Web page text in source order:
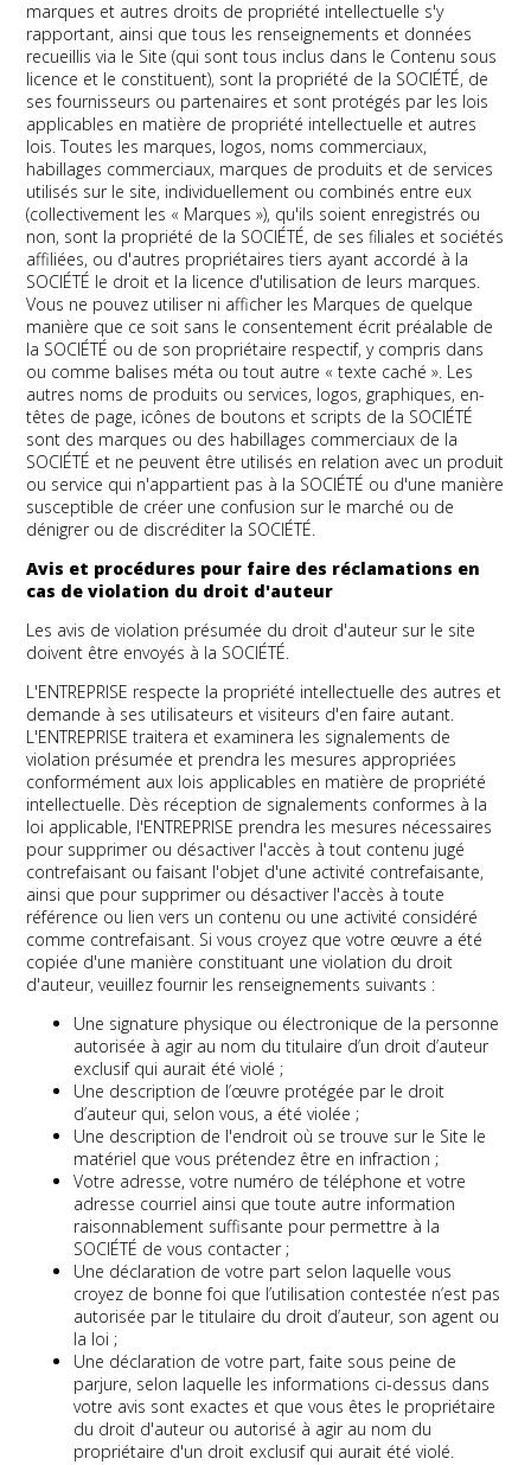
marques et autres droits de propriété intellectuelle s'y
rapportant, ainsi que tous les renseignements et données
recueillis via le Site (qui sont tous inclus dans le Contenu sous
licence et le constituent), sont la propriété de la SOCIÉTÉ, de
ses fournisseurs ou partenaires et sont protégés par les lois
applicables en matière de propriété intellectuelle et autres
lois. Toutes les marques, logos, noms commerciaux,
habillages commerciaux, marques de produits et de services
utilisés sur le site, individuellement ou combinés entre eux
(collectivement les « Marques »), qu'ils soient enregistrés ou
non, sont la propriété de la SOCIÉTÉ, de ses filiales et sociétés
affiliées, ou d'autres propriétaires tiers ayant accordé à la
SOCIÉTÉ le droit et la licence d'utilisation de leurs marques.
Vous ne pouvez utiliser ni afficher les Marques de quelque
manière que ce soit sans le consentement écrit préalable de
la SOCIÉTÉ ou de son propriétaire respectif, y compris dans
ou comme balises méta ou tout autre « texte caché ». Les
autres noms de produits ou services, logos, graphiques, en-
têtes de page, icônes de boutons et scripts de la SOCIÉTÉ
sont des marques ou des habillages commerciaux de la
SOCIÉTÉ et ne peuvent être utilisés en relation avec un produit
ou service qui n'appartient pas à la SOCIÉTÉ ou d'une manière
susceptible de créer une confusion sur le marché ou de
dénigrer ou de discréditer la SOCIÉTÉ.
Avis et procédures pour faire des réclamations en
cas de violation du droit d'auteur
Les avis de violation présumée du droit d'auteur sur le site
doivent être envoyés à la SOCIÉTÉ.
L'ENTREPRISE respecte la propriété intellectuelle des autres et
demande à ses utilisateurs et visiteurs d'en faire autant.
L'ENTREPRISE traitera et examinera les signalements de
violation présumée et prendra les mesures appropriées
conformément aux lois applicables en matière de propriété
intellectuelle. Dès réception de signalements conformes à la
loi applicable, l'ENTREPRISE prendra les mesures nécessaires
pour supprimer ou désactiver l'accès à tout contenu jugé
contrefaisant ou faisant l'objet d'une activité contrefaisante,
ainsi que pour supprimer ou désactiver l'accès à toute
référence ou lien vers un contenu ou une activité considéré
comme contrefaisant. Si vous croyez que votre œuvre a été
copiée d'une manière constituant une violation du droit
d'auteur, veuillez fournir les renseignements suivants :
Une signature physique ou électronique de la personne
autorisée à agir au nom du titulaire d’un droit d’auteur
exclusif qui aurait été violé ;
Une description de l’œuvre protégée par le droit
d’auteur qui, selon vous, a été violée ;
Une description de l'endroit où se trouve sur le Site le
matériel que vous prétendez être en infraction ;
Votre adresse, votre numéro de téléphone et votre
adresse courriel ainsi que toute autre information
raisonnablement suffisante pour permettre à la
SOCIÉTÉ de vous contacter ;
Une déclaration de votre part selon laquelle vous
croyez de bonne foi que l’utilisation contestée n’est pas
autorisée par le titulaire du droit d’auteur, son agent ou
la loi ;
Une déclaration de votre part, faite sous peine de
parjure, selon laquelle les informations ci-dessus dans
votre avis sont exactes et que vous êtes le propriétaire
du droit d'auteur ou autorisé à agir au nom du
propriétaire d'un droit exclusif qui aurait été violé.